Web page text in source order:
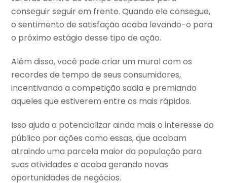
conseguir seguir em frente. Quando ele consegue,
o sentimento de satisfação acaba levando-o para
o próximo estágio desse tipo de ação.
Além disso, você pode criar um mural com os
recordes de tempo de seus consumidores,
incentivando a competição sadia e premiando
aqueles que estiverem entre os mais rápidos.
Isso ajuda a potencializar ainda mais o interesse do
público por ações como essas, que acabam
atraindo uma parcela maior da população para
suas atividades e acaba gerando novas
oportunidades de negócios.